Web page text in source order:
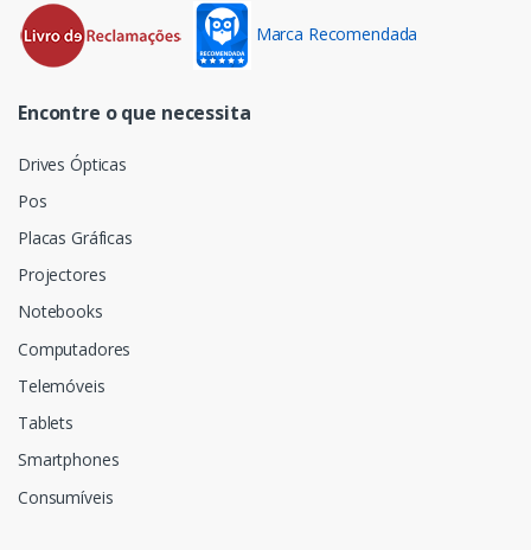
Marca Recomendada
Encontre o que necessita
Drives Ópticas
Pos
Placas Gráficas
Projectores
Notebooks
Computadores
Telemóveis
Tablets
Smartphones
Consumíveis